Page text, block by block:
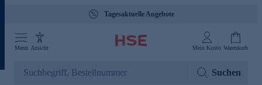
Tagesaktuelle Angebote
Menü Ansicht Mein Konto Warenkorb
Suchen